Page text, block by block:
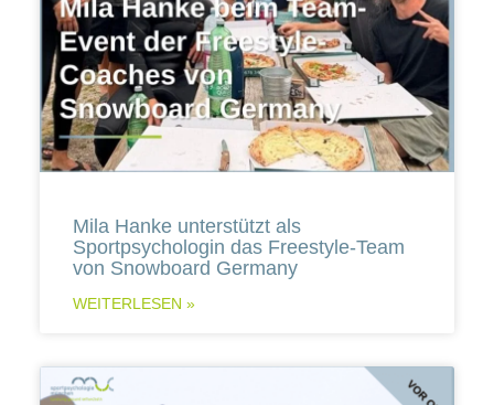
Mila Hanke unterstützt als
Sportpsychologin das Freestyle-Team
von Snowboard Germany
WEITERLESEN »